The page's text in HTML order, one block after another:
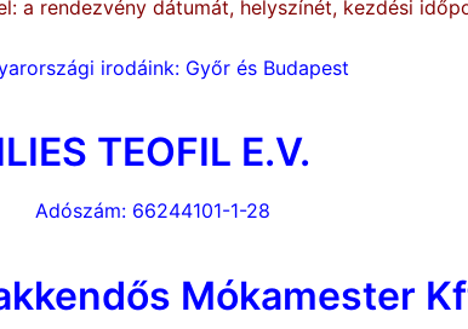
a rendezvény dátumát, helyszínét, kezdési
irodáink: Győr és Budapest
TEOFIL E.V.
Adószám: 66244101-1-28
Mókamester